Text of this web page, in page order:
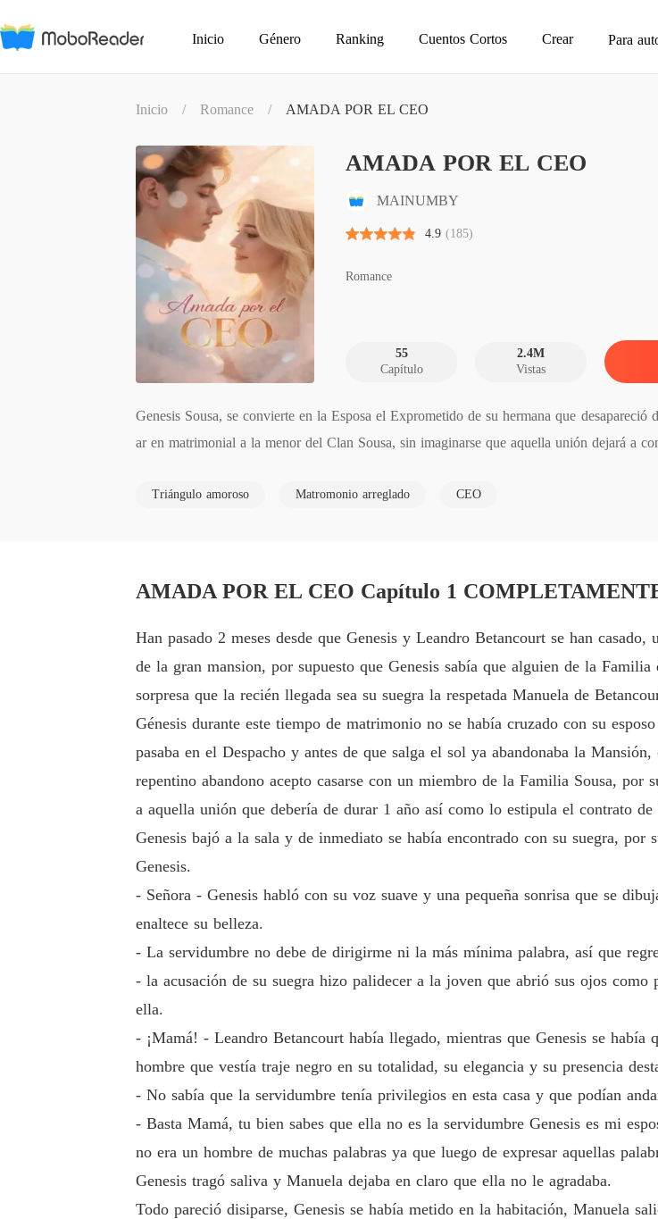
Inicio Género Ranking Cuentos Cortos Crear Para
Inicio / Romance / AMADA POR EL CEO
AMADA POR EL CEO
MAINUMBY
4.9 (185)
Romance
55
Capítulo
2.4M
Vistas
Genesis Sousa, se convierte en la Esposa el Exprometido de su hermana que
ar en matrimonial a la menor del Clan Sousa, sin imaginarse que aquella unión dejará a
Triángulo amoroso Matromonio arreglado CEO
AMADA POR EL CEO Capítulo 1
Han pasado 2 meses desde que Genesis y Leandro Betancourt se han
de la gran mansion, por supuesto que Genesis sabía que alguien de la
sorpresa que la recién llegada sea su suegra la respetada Manuela de
Génesis durante este tiempo de matrimonio no se había cruzado con su
pasaba en el Despacho y antes de que salga el sol ya abandonaba la
repentino abandono acepto casarse con un miembro de la Familia Sousa, por
a aquella unión que debería de durar 1 año así como lo estipula el contrato
Genesis bajó a la sala y de inmediato se había encontrado con su suegra,
Genesis.
- Señora - Genesis habló con su voz suave y una pequeña sonrisa que se
enaltece su belleza.
- La servidumbre no debe de dirigirme ni la más mínima palabra, así que
- la acusación de su suegra hizo palidecer a la joven que abrió sus ojos como
ella.
- ¡Mamá! - Leandro Betancourt había llegado, mientras que Genesis se
hombre que vestía traje negro en su totalidad, su elegancia y su presencia
- No sabía que la servidumbre tenía privilegios en esta casa y que podían
- Basta Mamá, tu bien sabes que ella no es la servidumbre Genesis es mi
no era un hombre de muchas palabras ya que luego de expresar aquellas
Genesis tragó saliva y Manuela dejaba en claro que ella no le agradaba.
Todo pareció disiparse, Genesis se había metido en la habitación, Manuela